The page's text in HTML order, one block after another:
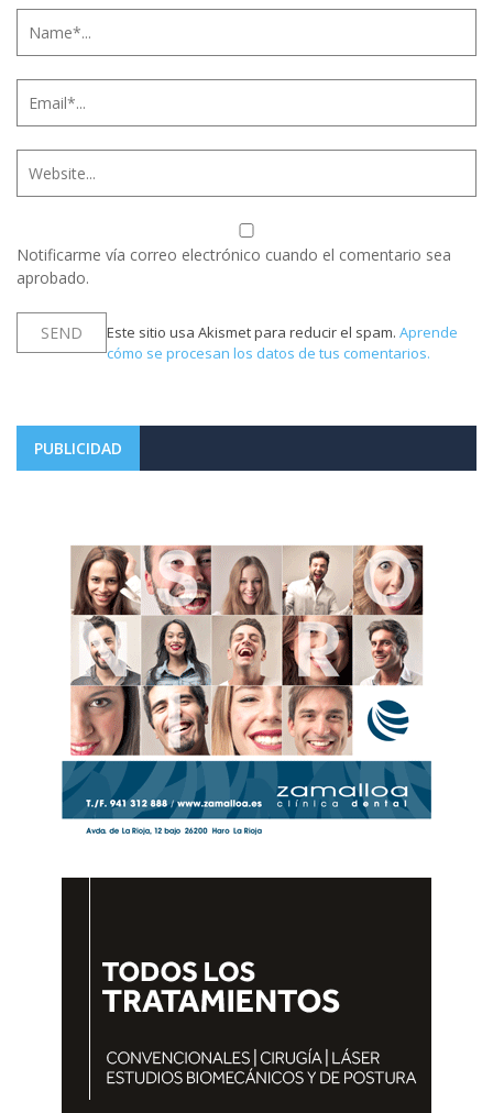
Notificarme vía correo electrónico cuando el comentario sea
aprobado.
Este sitio usa Akismet para reducir el spam. Aprende
cómo se procesan los datos de tus comentarios.
PUBLICIDAD